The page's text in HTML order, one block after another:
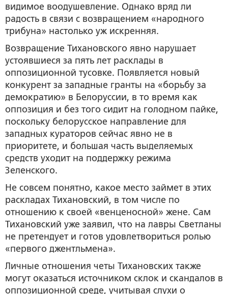
видимое воодушевление. Однако вряд ли
радость в связи с возвращением «народного
трибуна» настолько уж искренняя.
Возвращение Тихановского явно нарушает
устоявшиеся за пять лет расклады в
оппозиционной тусовке. Появляется новый
конкурент за западные гранты на «борьбу за
демократию» в Белоруссии, в то время как
оппозиция и без того сидит на голодном пайке,
поскольку белорусское направление для
западных кураторов сейчас явно не в
приоритете, и большая часть выделяемых
средств уходит на поддержку режима
Зеленского.
Не совсем понятно, какое место займет в этих
раскладах Тихановский, в том числе по
отношению к своей «венценосной» жене. Сам
Тихановский уже заявил, что на лавры Светланы
не претендует и готов удовлетвориться ролью
«первого джентльмена».
Личные отношения четы Тихановских также
могут оказаться источником склок и скандалов в
оппозиционной среде, учитывая слухи о